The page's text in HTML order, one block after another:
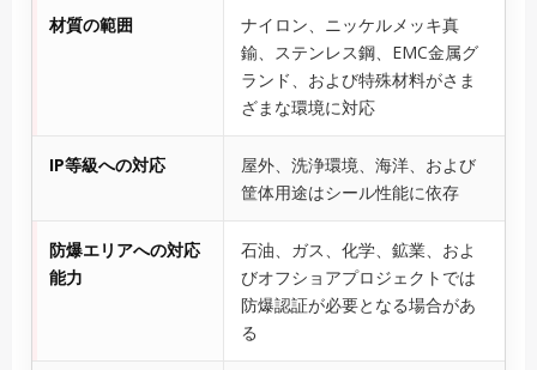
材質の範囲
ナイロン、ニッケルメッキ真
鍮、ステンレス鋼、EMC金属グ
ランド、および特殊材料がさま
ざまな環境に対応
IP等級への対応
屋外、洗浄環境、海洋、および
筐体用途はシール性能に依存
防爆エリアへの対応
能力
石油、ガス、化学、鉱業、およ
びオフショアプロジェクトでは
防爆認証が必要となる場合があ
る